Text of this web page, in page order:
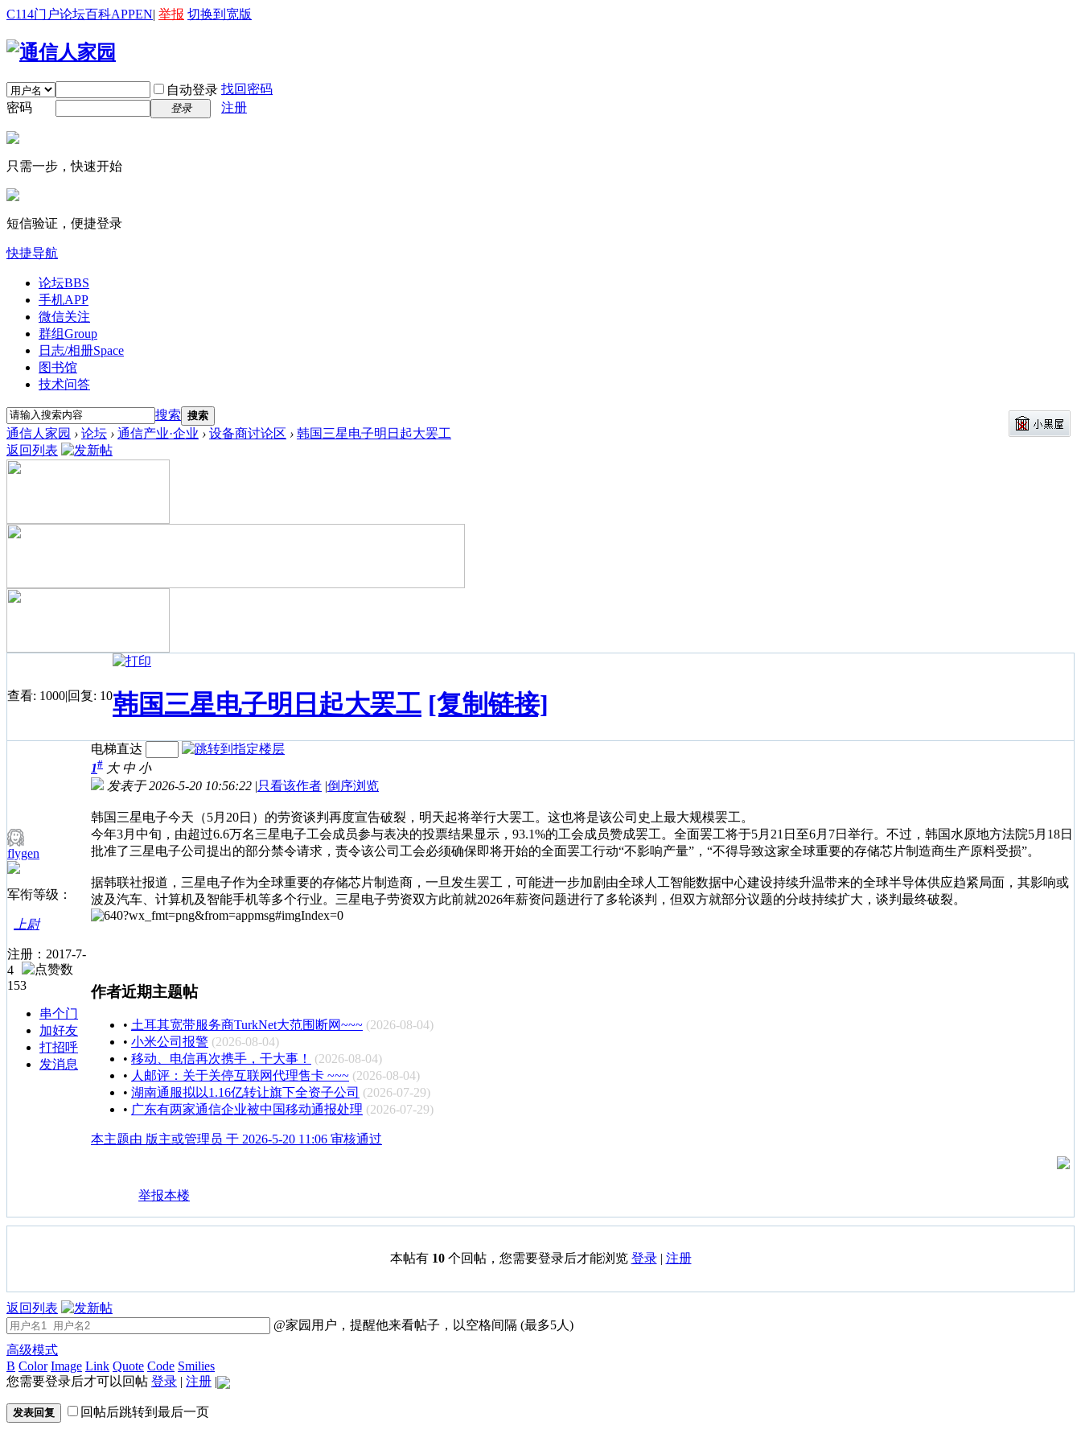
C114门户论坛百科APPEN| 举报 切换到宽版
自动登录 找回密码
密码
登录 注册
只需一步，快速开始
短信验证，便捷登录
快捷导航
论坛BBS
手机APP
微信关注
群组Group
日志/相册Space
图书馆
技术问答
搜索 搜索
通信人家园 › 论坛 › 通信产业·企业 › 设备商讨论区 › 韩国三星电子明日起大罢工
返回列表
查看: 1000|回复: 10韩国三星电子明日起大罢工 [复制链接]
flygen
军衔等级：
上尉
注册：2017-7-
4
153
串个门
加好友
打招呼
发消息
电梯直达
1# 大 中 小
发表于 2026-5-20 10:56:22 |只看该作者 |倒序浏览
韩国三星电子今天（5月20日）的劳资谈判再度宣告破裂，明天起将举行大罢工。这也将是该公司史上最大规模罢工。
今年3月中旬，由超过6.6万名三星电子工会成员参与表决的投票结果显示，93.1%的工会成员赞成罢工。全面罢工将于5月21日至6月7日举行。不过，韩国水原地方法院5月18日
批准了三星电子公司提出的部分禁令请求，责令该公司工会必须确保即将开始的全面罢工行动“不影响产量”，“不得导致这家全球重要的存储芯片制造商生产原料受损”。
据韩联社报道，三星电子作为全球重要的存储芯片制造商，一旦发生罢工，可能进一步加剧由全球人工智能数据中心建设持续升温带来的全球半导体供应趋紧局面，其影响或
波及汽车、计算机及智能手机等多个行业。三星电子劳资双方此前就2026年薪资问题进行了多轮谈判，但双方就部分议题的分歧持续扩大，谈判最终破裂。
作者近期主题帖
• 土耳其宽带服务商TurkNet大范围断网~~~ (2026-08-04)
• 小米公司报警 (2026-08-04)
• 移动、电信再次携手，干大事！
(2026-08-04)
• 人邮评：关于关停互联网代理售卡 ~~~ (2026-08-04)
• 湖南通服拟以1.16亿转让旗下全资子公司 (2026-07-29)
• 广东有两家通信企业被中国移动通报处理 (2026-07-29)
本主题由 版主或管理员 于 2026-5-20 11:06 审核通过
举报本楼
本帖有 10个回帖，您需要登录后才能浏览 登录| 注册
返回列表
@家园用户，提醒他来看帖子，以空格间隔 (最多5人)
高级模式
B Color Image Link Quote Code Smilies
您需要登录后才可以回帖 登录 | 注册 |
发表回复 回帖后跳转到最后一页